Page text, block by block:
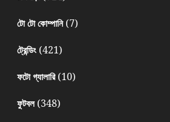
টো টো কোম্পানি(7)
ট্রেন্ডিং(421)
ফটো গ্যালারি(10)
ফুটবল(348)